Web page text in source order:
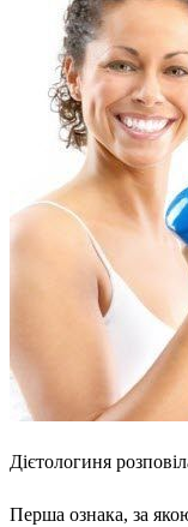
Дієтологиня
Перша ознака, за